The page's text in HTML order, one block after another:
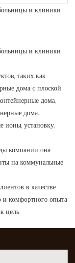
таких как
дома с плоской
дома,
дома,
ионы, установку,
компании она
на коммунальные
в качестве
и комфортного опыта
цель.